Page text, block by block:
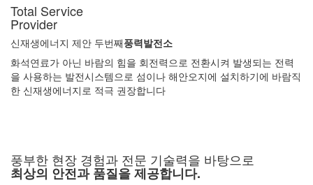
Total Service
Provider
신재생에너지 제안 두번째풍력발전소
화석연료가 아닌 바람의 힘을 회전력으로 전환시켜 발생되는 전력
을 사용하는 발전시스템으로 섬이나 해안오지에 설치하기에 바람직
한 신재생에너지로 적극 권장합니다
풍부한 현장 경험과 전문 기술력을 바탕으로
최상의 안전과 품질을 제공합니다.